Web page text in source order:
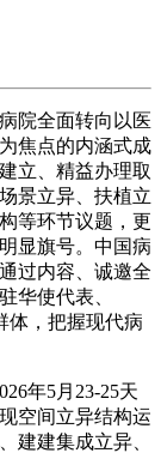
院全面转向以医
焦点的内涵式成
立、精益办理取
景立异、扶植立
等环节议题，更
显旗号。中国病
过内容、诚邀全
华使代表、
体，把握现代病
年5月23-25天
空间立异结构运
建建集成立异、